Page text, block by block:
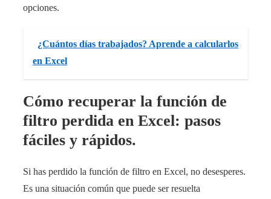
opciones.
¿Cuántos días trabajados? Aprende a calcularlos
en Excel
Cómo recuperar la función de
filtro perdida en Excel: pasos
fáciles y rápidos.
Si has perdido la función de filtro en Excel, no desesperes.
Es una situación común que puede ser resuelta